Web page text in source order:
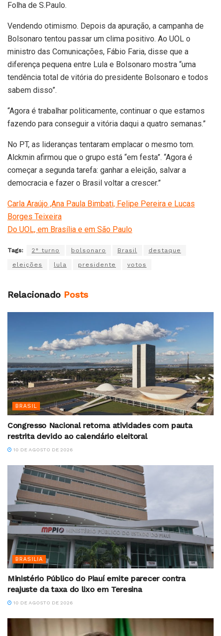
Folha de S.Paulo.
Vendendo otimismo. Depois da apuração, a campanha de
Bolsonaro tentou passar um clima positivo. Ao UOL o
ministro das Comunicações, Fábio Faria, disse que a
diferença pequena entre Lula e Bolsonaro mostra “uma
tendência total de vitória do presidente Bolsonaro e todos
sabem disso”.
“Agora é trabalhar politicamente, continuar o que estamos
fazendo para conseguir a vitória daqui a quatro semanas.”
No PT, as lideranças tentaram emplacar o mesmo tom.
Alckmin afirmou que o grupo está “em festa”. “Agora é
começar a segunda tarefa: ganhar a eleição, salvar a
democracia e fazer o Brasil voltar a crescer.”
Carla Araújo ,Ana Paula Bimbati, Felipe Pereira e Lucas
Borges Teixeira
Do UOL, em Brasília e em São Paulo
Tags: 2° turno bolsonaro Brasil destaque
eleições lula presidente votos
Relacionado Posts
BRASIL
Congresso Nacional retoma atividades com pauta
restrita devido ao calendário eleitoral
10 DE AGOSTO DE 2026
BRASILIA
Ministério Público do Piauí emite parecer contra
reajuste da taxa do lixo em Teresina
10 DE AGOSTO DE 2026